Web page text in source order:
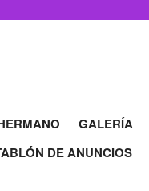
GALERÍA
DE ANUNCIOS